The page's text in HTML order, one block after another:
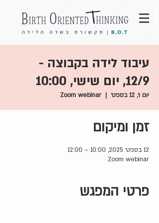
עיבוד לידה בקבוצה -
12/9, יום שישי, 10:00
יום ו׳, 12 בספט׳
  |
Zoom webinar
זמן ומיקום
12 בספט׳ 2025, 10:00 – 12:00
Zoom webinar
פרטי המפגש